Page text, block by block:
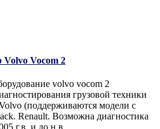
Volvo Vocom 2
volvo vocom 2
грузовой техники
(поддерживаются модели с
Renault. Возможна диагностика